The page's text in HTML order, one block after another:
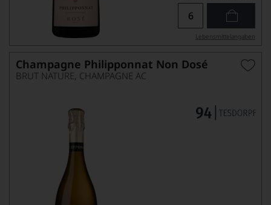
Lebensmittel­angaben
Champagne Philipponnat Non Dosé
BRUT NATURE, CHAMPAGNE AC